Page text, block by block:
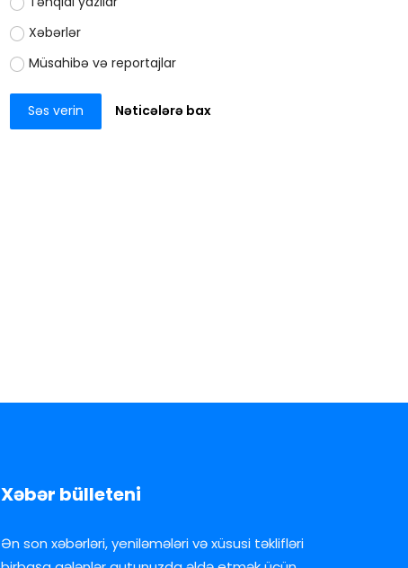
Xəbərlər
Müsahibə və reportajlar
Səs verin Nəticələrə bax
Xəbər bülleteni
Ən son xəbərləri, yeniləmələri və xüsusi təklifləri